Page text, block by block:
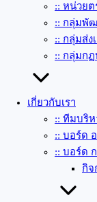
:: หน่วย
:: กลุ่มพั
:: กลุ่มส่ง
:: กลุ่มก
เกี่ยวกับเรา
:: ทีมบริห
:: บอร์ด
:: บอร์ด
กิจ